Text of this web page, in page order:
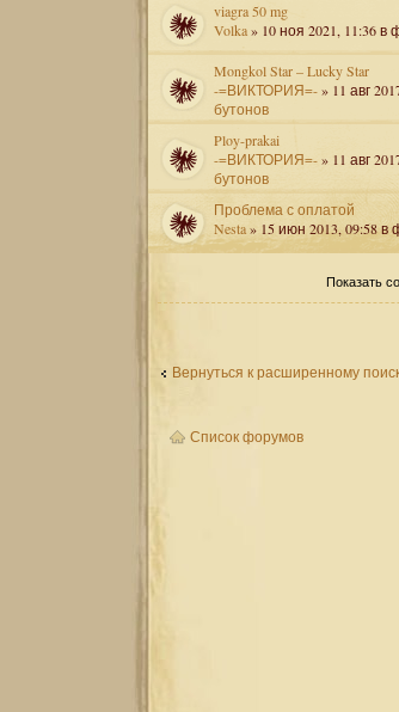
viagra 50 mg
Volka» 10 ноя 2021, 11:36 в
Mongkol Star – Lucky Star
-=ВИКТОРИЯ=-» 11 авг
бутонов
Ploy-prakai
-=ВИКТОРИЯ=-» 11 авг
бутонов
Проблема с оплатой
Nesta» 15 июн 2013, 09:58 в
Показать
Вернуться к расширенному
Список форумов